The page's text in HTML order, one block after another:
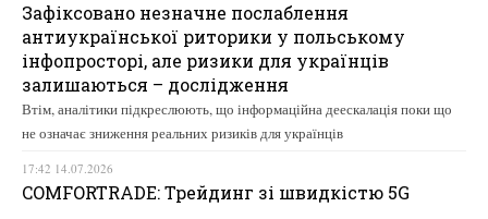
Зафіксовано незначне послаблення
антиукраїнської риторики у польському
інфопросторі, але ризики для українців
залишаються – дослідження
Втім, аналітики підкреслюють, що інформаційна деескалація поки що
не означає зниження реальних ризиків для українців
17:42 14.07.2026
COMFORTRADE: Трейдинг зі швидкістю 5G